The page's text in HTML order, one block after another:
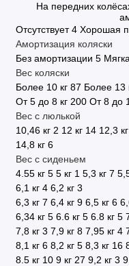
На передних
Отсутствует 4 Хорошая
Амортизация коляски
Без амортизации 5
Вес коляски
Более 10 кг 87 Более 13
От 5 до 8 кг 200 От 8 до
Вес с люлькой
10,46 кг 2 12 кг 14 12,3 кг
14,8 кг 6
Вес с сиденьем
4.55 кг 5 5 кг 1 5,3 кг 7
6,1 кг 4 6,2 кг 3
6,3 кг 7 6,4 кг 9 6,5 кг 6
6,34 кг 5 6.6 кг 5 6.8 кг 5
7,8 кг 3 7,9 кг 8 7,95 кг 4
8,1 кг 6 8,2 кг 5 8,3 кг 16
8.5 кг 10 9 кг 27 9,2 кг 3